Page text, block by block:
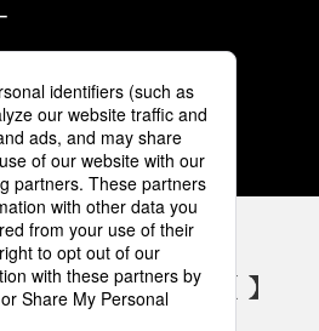
3 4 5
気設備 SNSアカウント